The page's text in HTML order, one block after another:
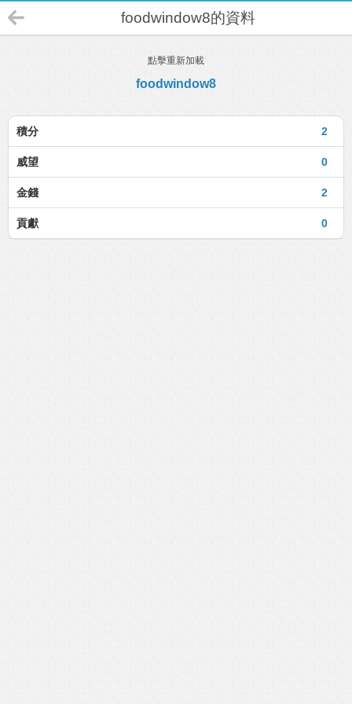
foodwindow8的資料
點擊重新加載
foodwindow8
2
積分
0
威望
2
金錢
0
貢獻